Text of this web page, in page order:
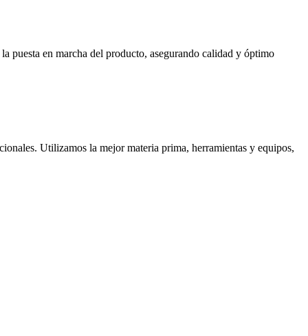
puesta en marcha del producto, asegurando calidad y óptimo
Utilizamos la mejor materia prima, herramientas y equipos,